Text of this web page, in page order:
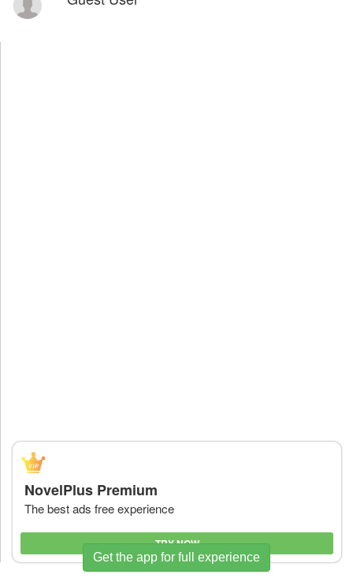
Get the app for full experience
NovelPlus Premium
The best ads free experience
TRY NOW